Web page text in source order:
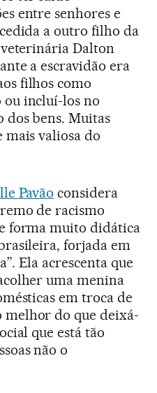
entre senhores e
a outro filho da
Dalton
a escravidão era
filhos como
ou incluí-los no
dos bens. Muitas
mais valiosa do
Pavão considera
de racismo
forma muito didática
forjada em
Ela acrescenta que
uma menina
em troca de
melhor do que deixá-
que está tão
não o